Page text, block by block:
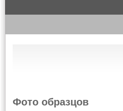
Фото образцов